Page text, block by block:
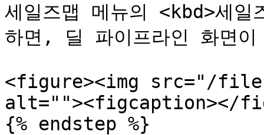
세일즈맵 메뉴의 <kbd>세
하면, 딜 파이프라인 화면
<figure><img src="/files/
alt=""><figcaption></
{% endstep %}